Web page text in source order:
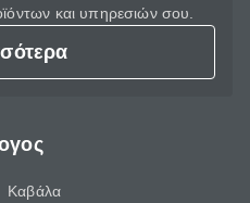
και υπηρεσιών σου.
Καβάλα